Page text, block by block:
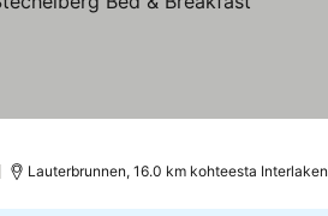
Lauterbrunnen, 16.0 km kohteesta Interlaken